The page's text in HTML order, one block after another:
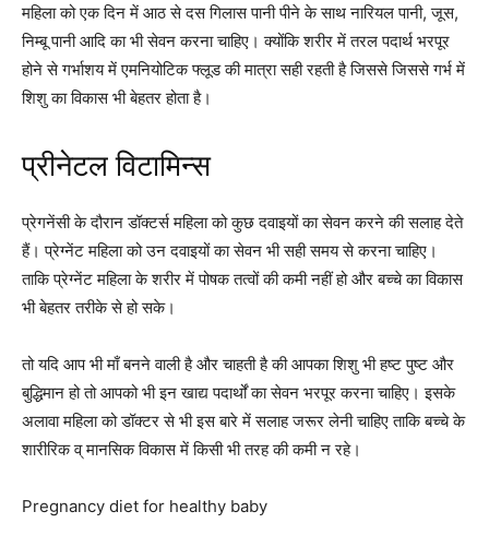
महिला को एक दिन में आठ से दस गिलास पानी पीने के साथ नारियल पानी, जूस,
निम्बू पानी आदि का भी सेवन करना चाहिए। क्योंकि शरीर में तरल पदार्थ भरपूर
होने से गर्भाशय में एमनियोटिक फ्लूड की मात्रा सही रहती है जिससे जिससे गर्भ में
शिशु का विकास भी बेहतर होता है।
प्रीनेटल विटामिन्स
प्रेगनेंसी के दौरान डॉक्टर्स महिला को कुछ दवाइयों का सेवन करने की सलाह देते
हैं। प्रेग्नेंट महिला को उन दवाइयों का सेवन भी सही समय से करना चाहिए।
ताकि प्रेग्नेंट महिला के शरीर में पोषक तत्वों की कमी नहीं हो और बच्चे का विकास
भी बेहतर तरीके से हो सके।
तो यदि आप भी माँ बनने वाली है और चाहती है की आपका शिशु भी हष्ट पुष्ट और
बुद्धिमान हो तो आपको भी इन खाद्य पदार्थों का सेवन भरपूर करना चाहिए। इसके
अलावा महिला को डॉक्टर से भी इस बारे में सलाह जरूर लेनी चाहिए ताकि बच्चे के
शारीरिक व् मानसिक विकास में किसी भी तरह की कमी न रहे।
Pregnancy diet for healthy baby